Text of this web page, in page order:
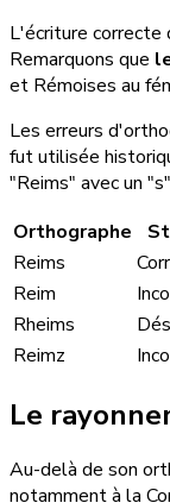
L'écriture correcte
Remarquons que
et Rémoises au
Les erreurs
fut utilisée
"Reims" avec un
Orthographe
Reims
Reim
Rheims
Reimz
Le
Au-delà de son
notamment à la